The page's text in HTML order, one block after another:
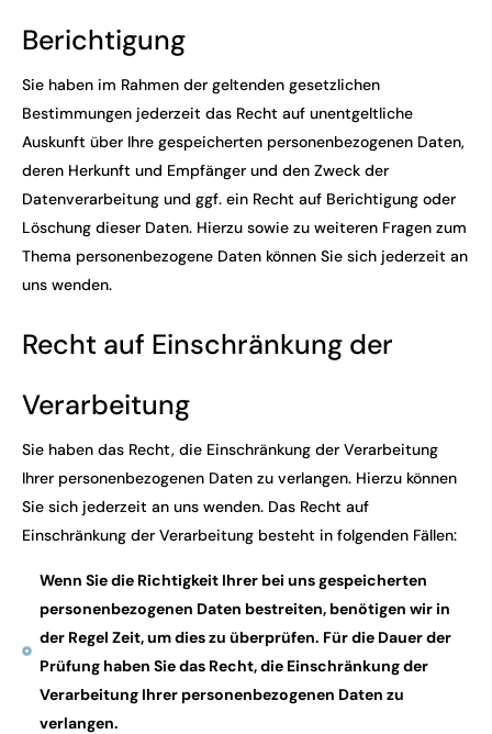
Berichtigung
Sie haben im Rahmen der geltenden gesetzlichen
Bestimmungen jederzeit das Recht auf unentgeltliche
Auskunft über Ihre gespeicherten personenbezogenen Daten,
deren Herkunft und Empfänger und den Zweck der
Datenverarbeitung und ggf. ein Recht auf Berichtigung oder
Löschung dieser Daten. Hierzu sowie zu weiteren Fragen zum
Thema personenbezogene Daten können Sie sich jederzeit an
uns wenden.
Recht auf Einschränkung der
Verarbeitung
Sie haben das Recht, die Einschränkung der Verarbeitung
Ihrer personenbezogenen Daten zu verlangen. Hierzu können
Sie sich jederzeit an uns wenden. Das Recht auf
Einschränkung der Verarbeitung besteht in folgenden Fällen:
Wenn Sie die Richtigkeit Ihrer bei uns gespeicherten
personenbezogenen Daten bestreiten, benötigen wir in
der Regel Zeit, um dies zu überprüfen. Für die Dauer der
Prüfung haben Sie das Recht, die Einschränkung der
Verarbeitung Ihrer personenbezogenen Daten zu
verlangen.